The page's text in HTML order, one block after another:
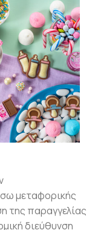
μεταφορικής
της παραγγελίας
διεύθυνση